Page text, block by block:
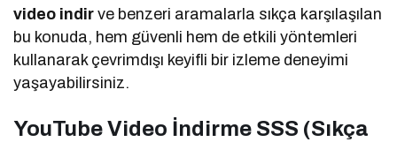
video indir ve benzeri aramalarla sıkça karşılaşılan
bu konuda, hem güvenli hem de etkili yöntemleri
kullanarak çevrimdışı keyifli bir izleme deneyimi
yaşayabilirsiniz.
YouTube Video İndirme SSS (Sıkça